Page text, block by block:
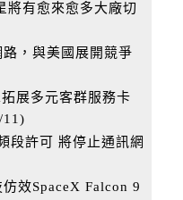
將有愈來愈多大廠切
，與美國展開競爭
展多元客群服務卡
)
段許可 將停止通訊網
效SpaceX Falcon 9